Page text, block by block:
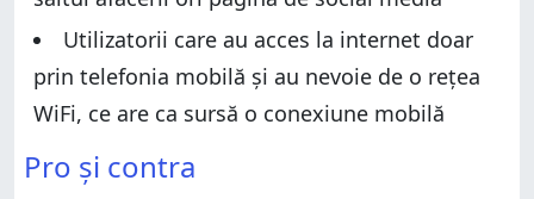
Utilizatorii care au acces la internet doar
prin telefonia mobilă și au nevoie de o rețea
WiFi, ce are ca sursă o conexiune mobilă
Pro și contra